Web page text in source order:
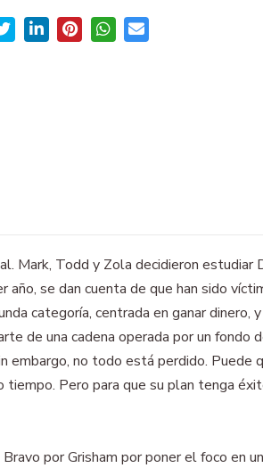
Mark, Todd y Zola decidieron estudiar
se dan cuenta de que han sido
categoría, centrada en ganar
de una cadena operada por un fondo
no todo está perdido. Puede
Pero para que su plan tenga
por Grisham por poner el foco